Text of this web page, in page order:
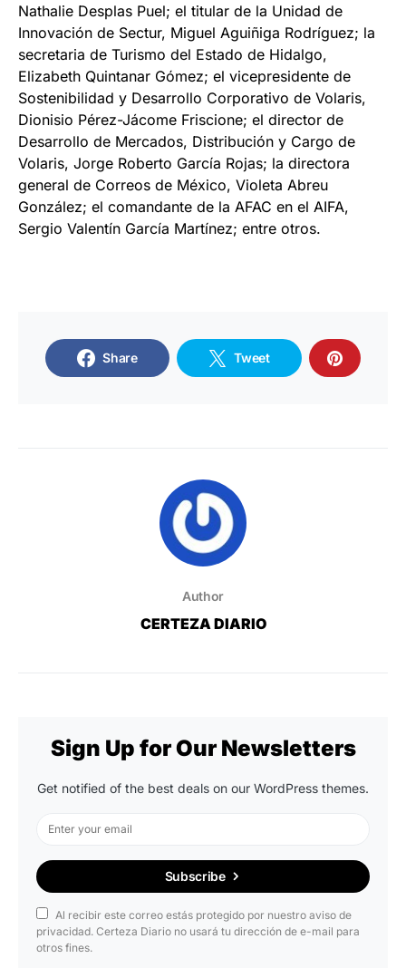
Nathalie Desplas Puel; el titular de la Unidad de
Innovación de Sectur, Miguel Aguiñiga Rodríguez; la
secretaria de Turismo del Estado de Hidalgo,
Elizabeth Quintanar Gómez; el vicepresidente de
Sostenibilidad y Desarrollo Corporativo de Volaris,
Dionisio Pérez-Jácome Friscione; el director de
Desarrollo de Mercados, Distribución y Cargo de
Volaris, Jorge Roberto García Rojas; la directora
general de Correos de México, Violeta Abreu
González; el comandante de la AFAC en el AIFA,
Sergio Valentín García Martínez; entre otros.
Share Tweet
Author
CERTEZA DIARIO
Sign Up for Our Newsletters
Get notified of the best deals on our WordPress themes.
Subscribe
Al recibir este correo estás protegido por nuestro aviso de
privacidad. Certeza Diario no usará tu dirección de e-mail para
otros fines.